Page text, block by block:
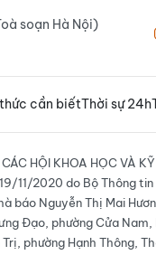
soạn Hà Nội)
cần biếtThời sự 24h
HỘI KHOA HỌC VÀ
11/2020 do Bộ Thông tin
báo Nguyễn Thị Mai
Đạo, phường Cửa Nam,
phường Hạnh Thông,